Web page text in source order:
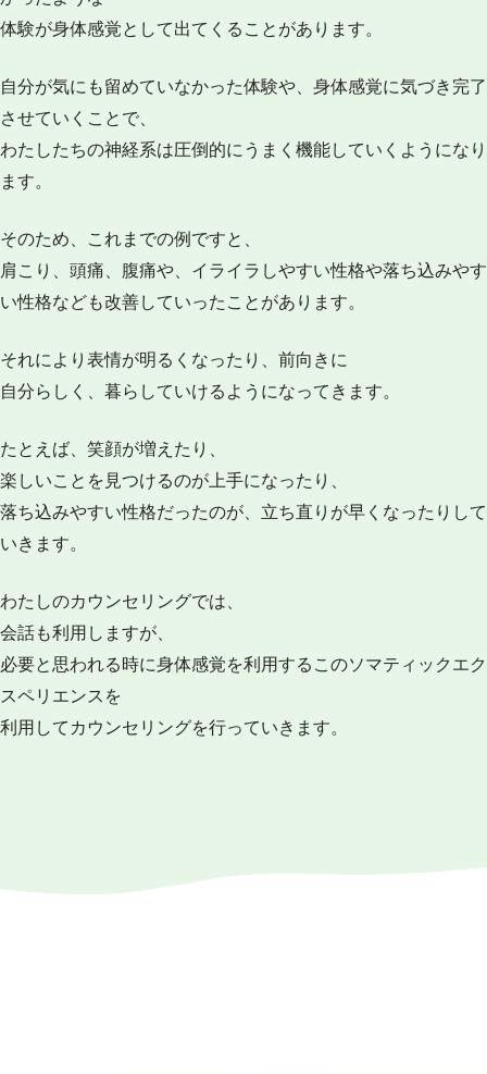
体験が身体感覚として出てくることがあります。
自分が気にも留めていなかった体験や、身体感覚に気づき完了
させていくことで、
わたしたちの神経系は圧倒的にうまく機能していくようになり
ます。
そのため、これまでの例ですと、
肩こり、頭痛、腹痛や、イライラしやすい性格や落ち込みやす
い性格なども改善していったことがあります。
それにより表情が明るくなったり、前向きに
自分らしく、暮らしていけるようになってきます。
たとえば、笑顔が増えたり、
楽しいことを見つけるのが上手になったり、
落ち込みやすい性格だったのが、立ち直りが早くなったりして
いきます。
わたしのカウンセリングでは、
会話も利用しますが、
必要と思われる時に身体感覚を利用するこのソマティックエク
スペリエンスを
利用してカウンセリングを行っていきます。